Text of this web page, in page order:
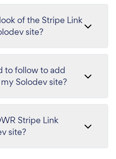
of the Stripe Link
site?
to follow to add
Solodev site?
Stripe Link
site?